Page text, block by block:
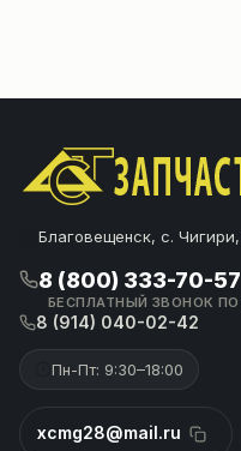
Благовещенск, с.
8 (800) 333-70-57
БЕСПЛАТНЫЙ ЗВОНОК ПО
8 (914) 040-02-42
Пн-Пт: 9:30–18:00
xcmg28@mail.ru